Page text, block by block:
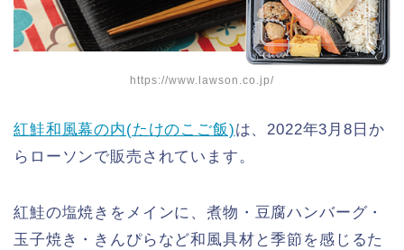
https://www.lawson.co.jp/
紅鮭和風幕の内(たけのこご飯)は、2022年3月8日か
らローソンで販売されています。
紅鮭の塩焼きをメインに、煮物・豆腐ハンバーグ・
玉子焼き・きんぴらなど和風具材と季節を感じるた